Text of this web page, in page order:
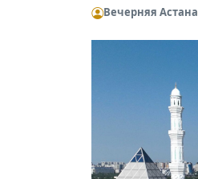
Вечерняя Астана